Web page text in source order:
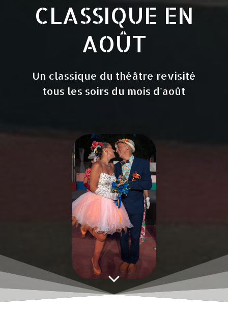
CLASSIQUE EN
AOÛT
Un classique du théâtre revisité
tous les soirs du mois d'août